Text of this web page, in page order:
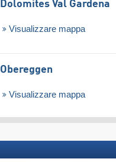
Dolomites Val Gardena
Visualizzare mappa
Obereggen
Visualizzare mappa